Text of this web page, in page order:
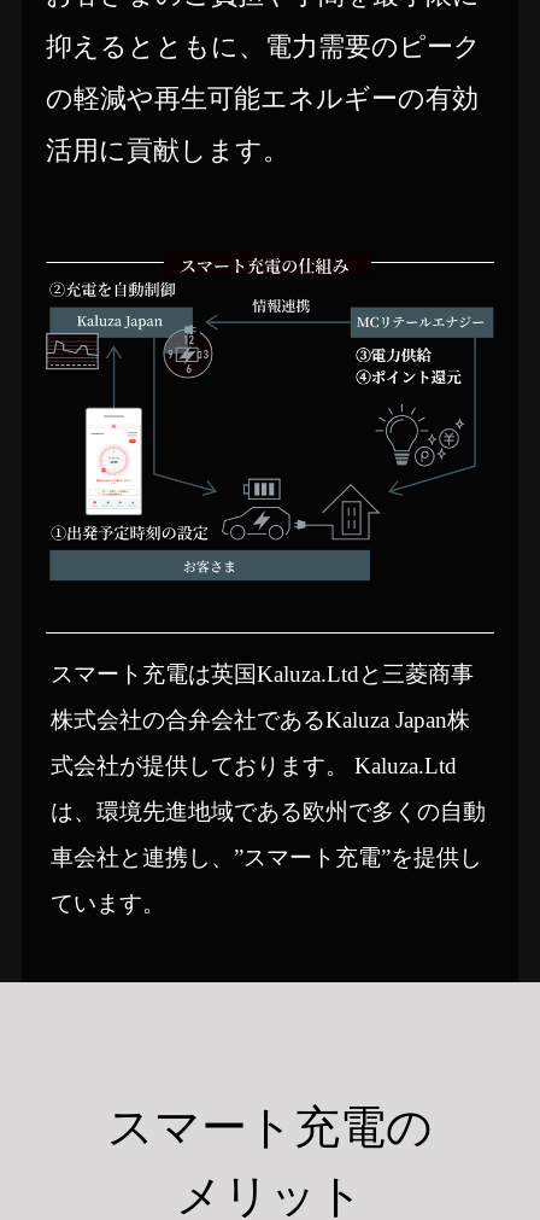
抑えるとともに、電力需要のピーク
の軽減や再生可能エネルギーの有効
活用に貢献します。
スマート充電は英国Kaluza.Ltdと三菱商事
株式会社の合弁会社であるKaluza Japan株
式会社が提供しております。 Kaluza.Ltd
は、環境先進地域である欧州で多くの自動
車会社と連携し、”スマート充電”を提供し
ています。
スマート充電の
メリット